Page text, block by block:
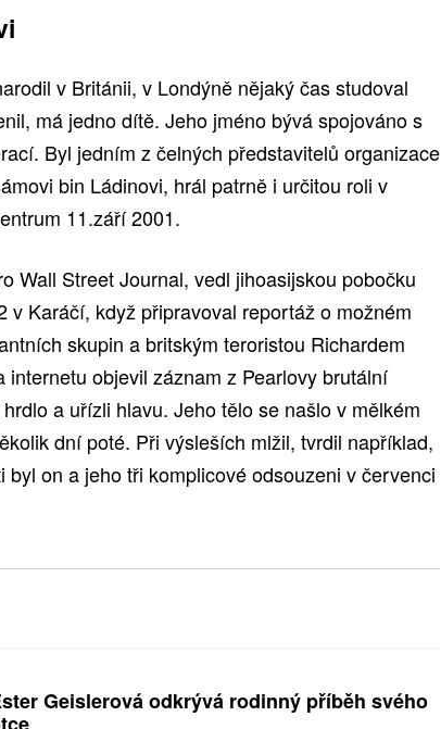
v Británii, v Londýně nějaký čas studoval
má jedno dítě. Jeho jméno bývá spojováno s
Byl jedním z čelných představitelů organizace
bin Ládinovi, hrál patrně i určitou roli v
11.září 2001.
Wall Street Journal, vedl jihoasijskou pobočku
v Karáčí, když připravoval reportáž o možném
skupin a britským teroristou Richardem
internetu objevil záznam z Pearlovy brutální
a uřízli hlavu. Jeho tělo se našlo v mělkém
dní poté. Při výsleších mlžil, tvrdil například,
on a jeho tři komplicové odsouzeni v červenci
Geislerová odkrývá rodinný příběh svého